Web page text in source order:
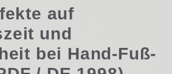
auf
und
bei Hand-Fuß-